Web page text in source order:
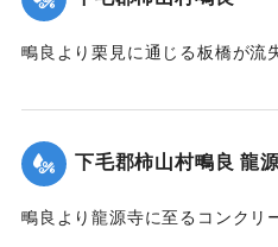
｜固有コード:00275065
鴫良より栗見に通じる板橋が流
｜固有コード:00275066
下毛郡柿山村鴫良 龍
鴫良より龍源寺に至るコンクリ